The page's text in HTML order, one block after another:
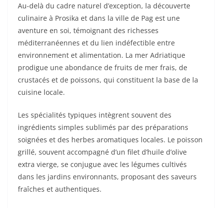
Au-delà du cadre naturel d’exception, la découverte
culinaire à Prosika et dans la ville de Pag est une
aventure en soi, témoignant des richesses
méditerranéennes et du lien indéfectible entre
environnement et alimentation. La mer Adriatique
prodigue une abondance de fruits de mer frais, de
crustacés et de poissons, qui constituent la base de la
cuisine locale.
Les spécialités typiques intègrent souvent des
ingrédients simples sublimés par des préparations
soignées et des herbes aromatiques locales. Le poisson
grillé, souvent accompagné d’un filet d’huile d’olive
extra vierge, se conjugue avec les légumes cultivés
dans les jardins environnants, proposant des saveurs
fraîches et authentiques.